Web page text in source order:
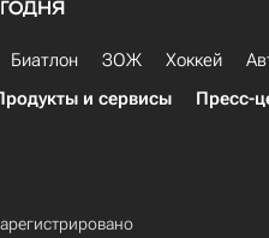
Биатлон ЗОЖ Хоккей
и сервисы Пресс-